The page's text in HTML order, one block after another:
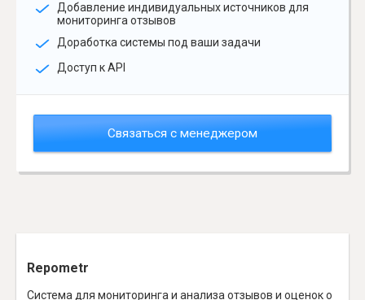
Добавление индивидуальных источников для
мониторинга отзывов
Доработка системы под ваши задачи
Доступ к API
Связаться с менеджером
Repometr
Система для мониторинга и анализа отзывов и оценок о